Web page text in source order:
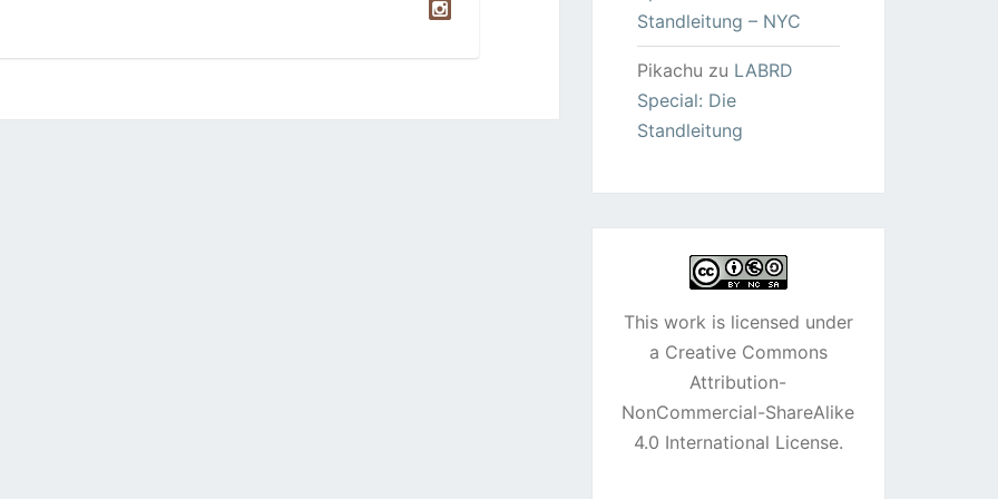
Standleitung – NYC
Pikachu zu LABRD
Special: Die
Standleitung
This work is licensed under
a Creative Commons
Attribution-
NonCommercial-ShareAlike
4.0 International License.